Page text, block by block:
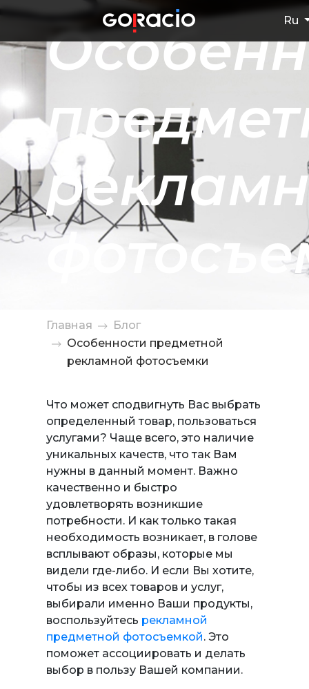
Ru
Главная
Блог
Особенности предметной
рекламной фотосъемки
Что может сподвигнуть Вас выбрать
определенный товар, пользоваться
услугами? Чаще всего, это наличие
уникальных качеств, что так Вам
нужны в данный момент. Важно
качественно и быстро
удовлетворять возникшие
потребности. И как только такая
необходимость возникает, в голове
всплывают образы, которые мы
видели где-либо. И если Вы хотите,
чтобы из всех товаров и услуг,
выбирали именно Ваши продукты,
воспользуйтесь рекламной
предметной фотосъемкой. Это
поможет ассоциировать и делать
выбор в пользу Вашей компании.